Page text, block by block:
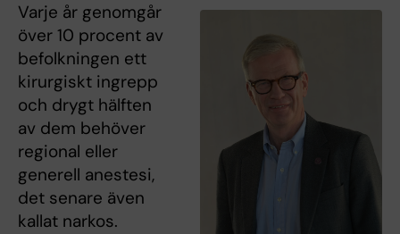
Varje år genomgår
över 10 procent av
befolkningen ett
kirurgiskt ingrepp
och drygt hälften
av dem behöver
regional eller
generell anestesi,
det senare även
kallat narkos.